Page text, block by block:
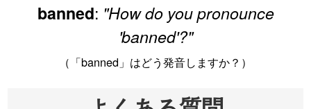
banned: "How do you pronounce
'banned'?"
（「banned」はどう発音しますか？）